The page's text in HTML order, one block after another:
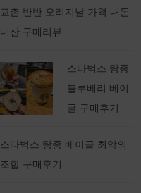
교촌 반반 오리지날 가격 내돈
내산 구매리뷰
스타벅스 탕종
블루베리 베이
글 구매후기
스타벅스 탕종 베이글 최악의
조합 구매후기